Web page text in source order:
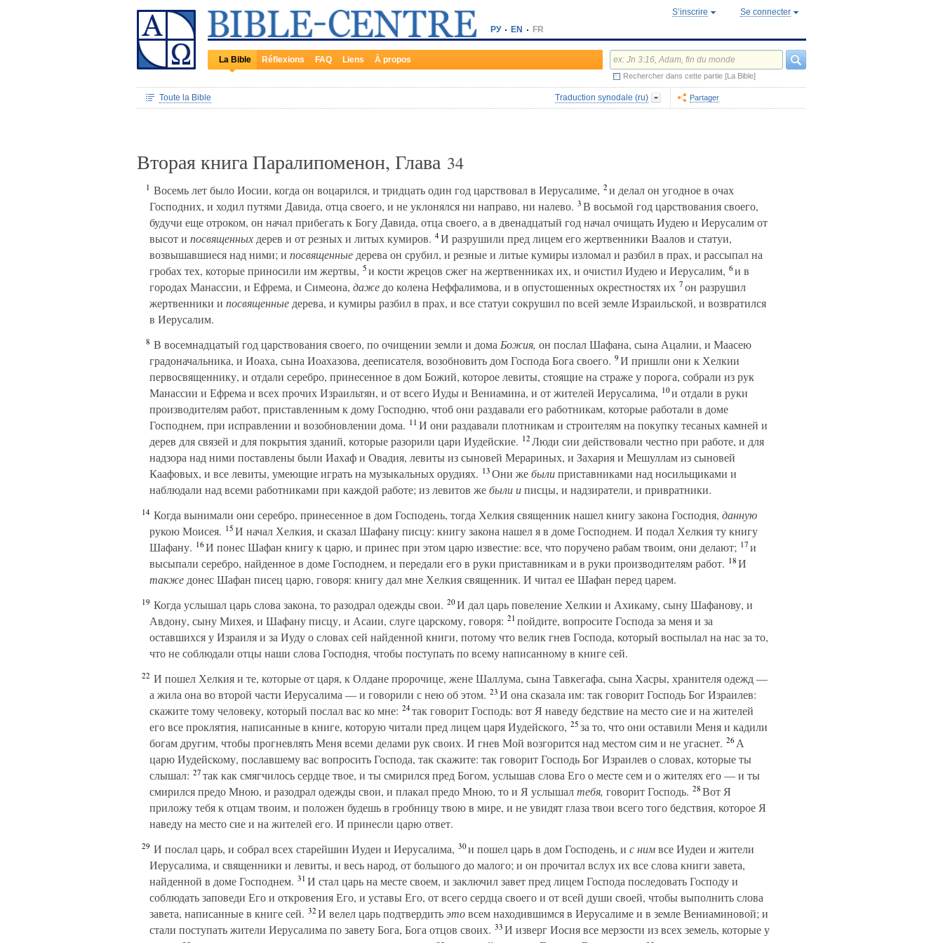
РУ EN FR
S’inscrire Se connecter
La Bible Réflexions FAQ Liens À propos
Rechercher dans cette partie [La Bible]
Toute la Bible Traduction synodale (ru) Partager
Вторая книга Паралипоменон, Глава 34
1 Восемь лет было Иосии, когда он воцарился, и тридцать один год царствовал в Иерусалиме, 2и делал он угодное в очах
Господних, и ходил путями Давида, отца своего, и не уклонялся ни направо, ни налево. 3В восьмой год царствования своего,
будучи еще отроком, он начал прибегать к Богу Давида, отца своего, а в двенадцатый год начал очищать Иудею и Иерусалим от
высот и посвященных дерев и от резных и литых кумиров. 4И разрушили пред лицем его жертвенники Ваалов и статуи,
возвышавшиеся над ними; и посвященные дерева он срубил, и резные и литые кумиры изломал и разбил в прах, и рассыпал на
гробах тех, которые приносили им жертвы, 5и кости жрецов сжег на жертвенниках их, и очистил Иудею и Иерусалим, 6и в
городах Манассии, и Ефрема, и Симеона, даже до колена Неффалимова, и в опустошенных окрестностях их 7он разрушил
жертвенники и посвященные дерева, и кумиры разбил в прах, и все статуи сокрушил по всей земле Израильской, и возвратился
в Иерусалим.
8 В восемнадцатый год царствования своего, по очищении земли и дома Божия, он послал Шафана, сына Ацалии, и Маасею
градоначальника, и Иоаха, сына Иоахазова, дееписателя, возобновить дом Господа Бога своего. 9И пришли они к Хелкии
первосвященнику, и отдали серебро, принесенное в дом Божий, которое левиты, стоящие на страже у порога, собрали из рук
Манассии и Ефрема и всех прочих Израильтян, и от всего Иуды и Вениамина, и от жителей Иерусалима, 10и отдали в руки
производителям работ, приставленным к дому Господню, чтоб они раздавали его работникам, которые работали в доме
Господнем, при исправлении и возобновлении дома. 11И они раздавали плотникам и строителям на покупку тесаных камней и
дерев для связей и для покрытия зданий, которые разорили цари Иудейские. 12Люди сии действовали честно при работе, и для
надзора над ними поставлены были Иахаф и Овадия, левиты из сыновей Мерариных, и Захария и Мешуллам из сыновей
Каафовых, и все левиты, умеющие играть на музыкальных орудиях. 13Они жебылиприставниками над носильщиками и
наблюдали над всеми работниками при каждой работе; из левитов жебыли иписцы, и надзиратели, и привратники.
14 Когда вынимали они серебро, принесенное в дом Господень, тогда Хелкия священник нашел книгу закона Господня, данную
рукою Моисея. 15И начал Хелкия, и сказал Шафану писцу: книгу закона нашел я в доме Господнем. И подал Хелкия ту книгу
Шафану. 16И понес Шафан книгу к царю, и принес при этом царю известие: все, что поручено рабам твоим, они делают; 17и
высыпали серебро, найденное в доме Господнем, и передали его в руки приставникам и в руки производителям работ. 18И
также донес Шафан писец царю, говоря: книгу дал мне Хелкия священник. И читал ее Шафан перед царем.
19 Когда услышал царь слова закона, то разодрал одежды свои. 20И дал царь повеление Хелкии и Ахикаму, сыну Шафанову, и
Авдону, сыну Михея, и Шафану писцу, и Асаии, слуге царскому, говоря: 21пойдите, вопросите Господа за меня и за
оставшихся у Израиля и за Иуду о словах сей найденной книги, потому что велик гнев Господа, который воспылал на нас за то,
что не соблюдали отцы наши слова Господня, чтобы поступать по всему написанному в книге сей.
22 И пошел Хелкия и те, которые от царя, к Олдане пророчице, жене Шаллума, сына Тавкегафа, сына Хасры, хранителя одежд —
а жила она во второй части Иерусалима — и говорили с нею об этом. 23И она сказала им: так говорит Господь Бог Израилев:
скажите тому человеку, который послал вас ко мне: 24так говорит Господь: вот Я наведу бедствие на место сие и на жителей
его все проклятия, написанные в книге, которую читали пред лицем царя Иудейского, 25за то, что они оставили Меня и кадили
богам другим, чтобы прогневлять Меня всеми делами рук своих. И гнев Мой возгорится над местом сим и не угаснет. 26А
царю Иудейскому, пославшему вас вопросить Господа, так скажите: так говорит Господь Бог Израилев о словах, которые ты
слышал: 27так как смягчилось сердце твое, и ты смирился пред Богом, услышав слова Его о месте сем и о жителях его — и ты
смирился предо Мною, и разодрал одежды свои, и плакал предо Мною, то и Я услышалтебя, говорит Господь. 28Вот Я
приложу тебя к отцам твоим, и положен будешь в гробницу твою в мире, и не увидят глаза твои всего того бедствия, которое Я
наведу на место сие и на жителей его. И принесли царю ответ.
29 И послал царь, и собрал всех старейшин Иудеи и Иерусалима, 30и пошел царь в дом Господень, и с нимвсе Иудеи и жители
Иерусалима, и священники и левиты, и весь народ, от большого до малого; и он прочитал вслух их все слова книги завета,
найденной в доме Господнем. 31И стал царь на месте своем, и заключил завет пред лицем Господа последовать Господу и
соблюдать заповеди Его и откровения Его, и уставы Его, от всего сердца своего и от всей души своей, чтобы выполнить слова
завета, написанные в книге сей. 32И велел царь подтвердитьэтовсем находившимся в Иерусалиме и в земле Вениаминовой; и
стали поступать жители Иерусалима по завету Бога, Бога отцов своих. 33И изверг Иосия все мерзости из всех земель, которые у